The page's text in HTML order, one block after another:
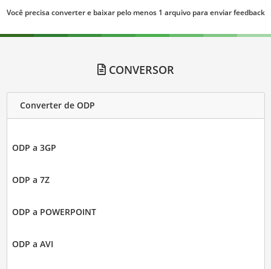
Você precisa converter e baixar pelo menos 1 arquivo para enviar feedback
CONVERSOR
Converter de ODP
ODP a 3GP
ODP a 7Z
ODP a POWERPOINT
ODP a AVI